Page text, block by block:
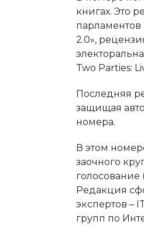
книгах. Это
2.0»,
Two Parties:
Последняя
защищая
номера.
В этом
заочного
Редакция
экспертов –
групп по